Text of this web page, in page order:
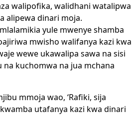
walipofika, walidhani watalipwa
alipewa dinari moja.
yule mwenye shamba
mwisho walifanya kazi kwa
wewe ukawalipa sawa na sisi
kuchomwa na jua mchana
mmoja wao, ‘Rafiki, sija
utafanya kazi kwa dinari